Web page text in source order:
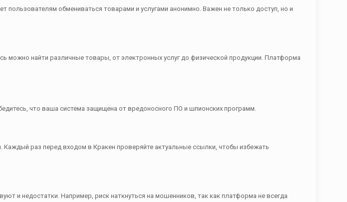
обмениваться товарами и услугами анонимно. Важен не только доступ, но и
можно найти различные товары, от электронных услуг до физической продукции. Платформа
что ваша система защищена от вредоносного ПО и шпионских программ.
раз перед входом в Кракен проверяйте актуальные ссылки, чтобы избежать
и недостатки. Например, риск наткнуться на мошенников, так как платформа не всегда